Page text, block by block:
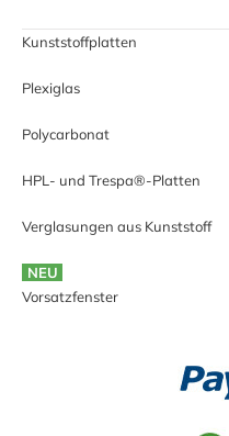
Kunststoffplatten
Plexiglas
Polycarbonat
HPL- und Trespa®-Platten
Verglasungen aus Kunststoff
NEU
Vorsatzfenster